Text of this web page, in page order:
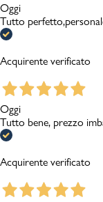
Oggi
Tutto
Acquirente verificato
Oggi
Tutto bene, prezzo
Acquirente verificato